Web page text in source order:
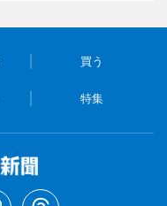
買う
特集